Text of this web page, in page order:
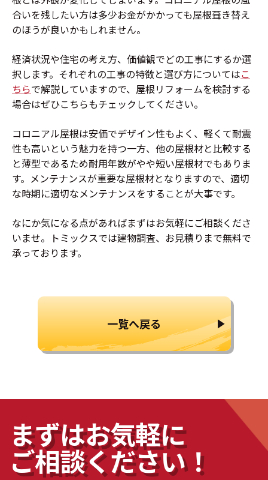
合いを残したい方は多少お金がかかっても屋根葺き替え
のほうが良いかもしれません。
経済状況や住宅の考え方、価値観でどの工事にするか選
択します。それぞれの工事の特徴と選び方についてはこ
ちらで解説していますので、屋根リフォームを検討する
場合はぜひこちらもチェックしてください。
コロニアル屋根は安価でデザイン性もよく、軽くて耐震
性も高いという魅力を持つ一方、他の屋根材と比較する
と薄型であるため耐用年数がやや短い屋根材でもありま
す。メンテナンスが重要な屋根材となりますので、適切
な時期に適切なメンテナンスをすることが大事です。
なにか気になる点があればまずはお気軽にご相談くださ
いませ。トミックスでは建物調査、お見積りまで無料で
承っております。
一覧へ戻る
まずはお気軽に
ご相談ください！